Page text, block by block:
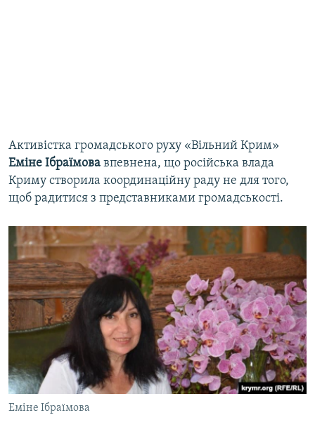
Активістка громадського руху «Вільний Крим»
Еміне Ібраїмова впевнена, що російська влада
Криму створила координаційну раду не для того,
щоб радитися з представниками громадськості.
Еміне Ібраїмова